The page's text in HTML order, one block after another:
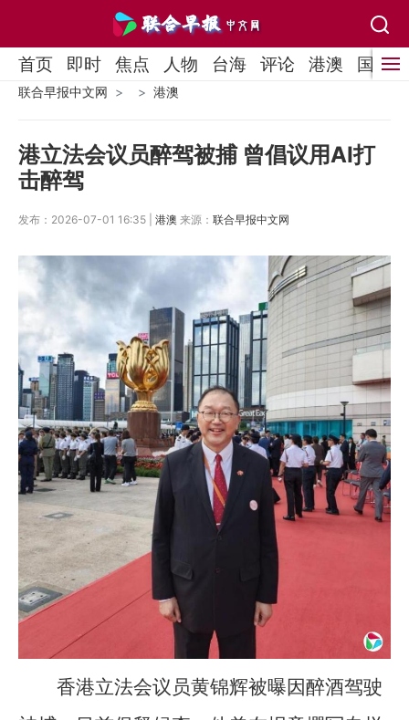
首页 即时 焦点 人物 台海 评论 港澳 国际
联合早报中文网 港澳
港立法会议员醉驾被捕 曾倡议用AI打
击醉驾
发布：2026-07-01 16:35 | 港澳 来源： 联合早报中文网
香港立法会议员黄锦辉被曝因醉酒驾驶